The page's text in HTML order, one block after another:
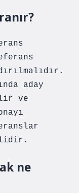
aday
ve
ne